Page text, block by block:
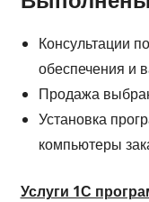
Консультации
обеспечения и
Продажа
Установка
компьютеры
Услуги 1С